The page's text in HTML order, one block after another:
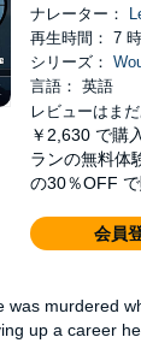
ナレーター：
再生時間： 7
シリーズ：
言語： 英語
レビューはまだ
￥2,630 で購
ランの無料体
の30％OFF で
会員
was murdered
up a career